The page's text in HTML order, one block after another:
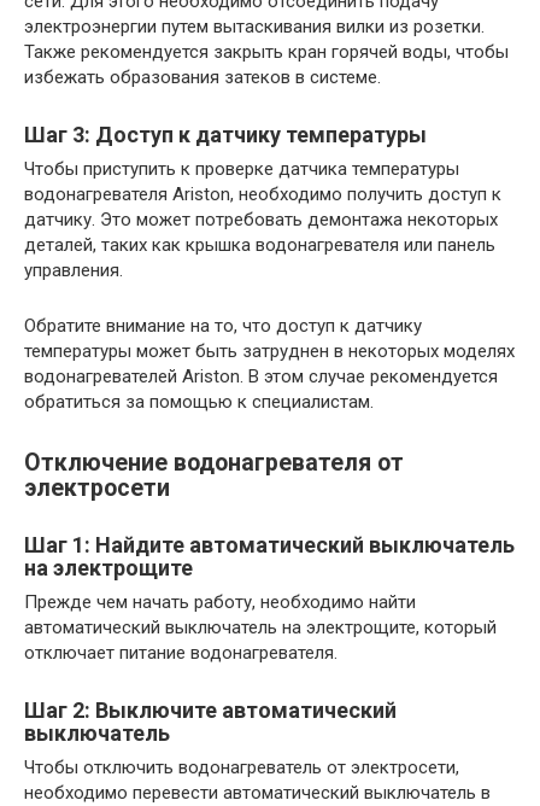
электроэнергии путем вытаскивания вилки из розетки.
Также рекомендуется закрыть кран горячей воды, чтобы
избежать образования затеков в системе.
Шаг 3: Доступ к датчику температуры
Чтобы приступить к проверке датчика температуры
водонагревателя Ariston, необходимо получить доступ к
датчику. Это может потребовать демонтажа некоторых
деталей, таких как крышка водонагревателя или панель
управления.
Обратите внимание на то, что доступ к датчику
температуры может быть затруднен в некоторых моделях
водонагревателей Ariston. В этом случае рекомендуется
обратиться за помощью к специалистам.
Отключение водонагревателя от
электросети
Шаг 1: Найдите автоматический выключатель
на электрощите
Прежде чем начать работу, необходимо найти
автоматический выключатель на электрощите, который
отключает питание водонагревателя.
Шаг 2: Выключите автоматический
выключатель
Чтобы отключить водонагреватель от электросети,
необходимо перевести автоматический выключатель в